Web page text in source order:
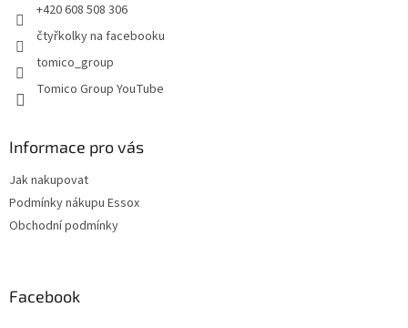
+420 608 508 306
čtyřkolky na facebooku
tomico_group
Tomico Group YouTube
Informace pro vás
Jak nakupovat
Podmínky nákupu Essox
Obchodní podmínky
Facebook